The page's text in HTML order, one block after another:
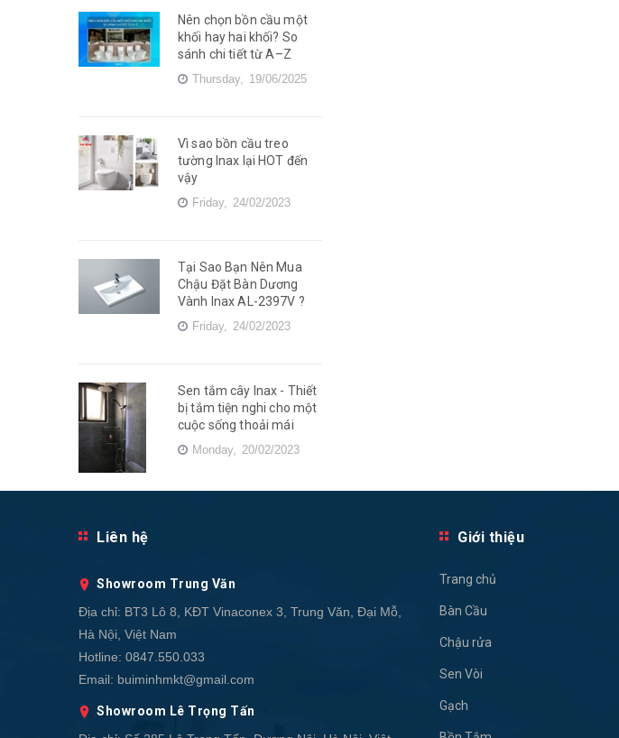
Nên chọn bồn cầu một
khối hay hai khối? So
sánh chi tiết từ A–Z
Thursday, 19/06/2025
Vì sao bồn cầu treo
tường Inax lại HOT đến
vậy
Friday, 24/02/2023
Tại Sao Bạn Nên Mua
Chậu Đặt Bàn Dương
Vành Inax AL-2397V ?
Friday, 24/02/2023
Sen tắm cây Inax - Thiết
bị tắm tiện nghi cho một
cuộc sống thoải mái
Monday, 20/02/2023
Liên hệ
Showroom Trung Văn
Địa chỉ: BT3 Lô 8, KĐT Vinaconex 3, Trung Văn, Đại Mỗ,
Hà Nội, Việt Nam
Hotline: 0847.550.033
Email: buiminhmkt@gmail.com
Showroom Lê Trọng Tấn
Giới thiệu
Trang chủ
Bàn Cầu
Chậu rửa
Sen Vòi
Gạch